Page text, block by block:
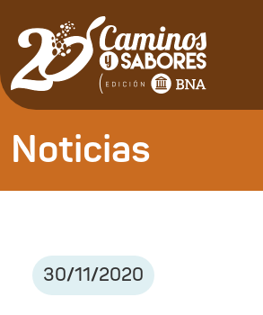
Noticias
30/11/2020